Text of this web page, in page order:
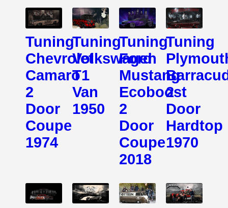
Tuning
Chevrolet
Camaro
2
Door
Coupe
1974
Tuning
Volkswagen
T1
Van
1950
Tuning
Ford
Mustang
Ecoboost
2
Door
Coupe
2018
Tuning
2
Door
Hardtop
1970